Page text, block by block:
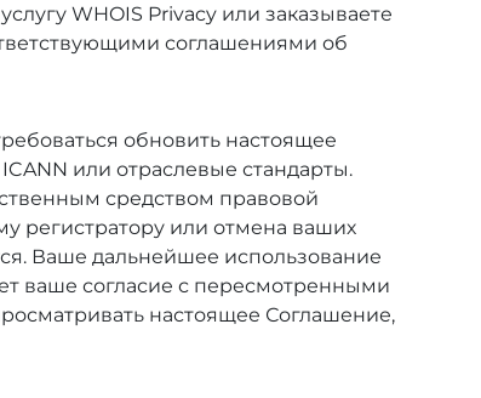
WHOIS Privacy или заказываете
соглашениями об
обновить настоящее
или отраслевые стандарты.
средством правовой
регистратору или отмена ваших
Ваше дальнейшее использование
ваше согласие с пересмотренными
настоящее Соглашение,